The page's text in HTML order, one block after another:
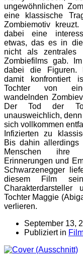
ungewöhnlichen
eine klassische
Zombiemotiv
dabei eine
etwas, das es in
nicht als zentrales
Zombiefilms gab.
dabei die Figuren.
damit konfrontiert
Tochter von
wandelnden
Der Tod der
unausweichlich,
sich vollkommen
Infizierten zu
Bis dahin allerdings
Menschen ihre
Erinnerungen und
Schwarzenegger
diesem Film
Tochter Maggie
verlieren.
September 13,
Publiziert in